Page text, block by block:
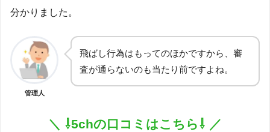
分かりました。
管理人
飛ばし行為はもってのほかですから、審
査が通らないのも当たり前ですよね。
＼ ⇩5chの口コミはこちら⇩ ／